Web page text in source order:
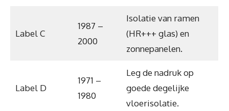
Label C
1987 –
2000
Isolatie van ramen
(HR+++ glas) en
zonnepanelen.
Label D
1971 –
1980
Leg de nadruk op
goede degelijke
vloerisolatie.